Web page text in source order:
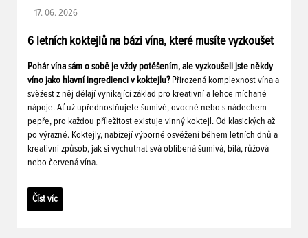
17. 06. 2026
6 letních koktejlů na bázi vína, které musíte vyzkoušet
Pohár vína sám o sobě je vždy potěšením, ale vyzkoušeli jste někdy
víno jako hlavní ingredienci v koktejlu? Přirozená komplexnost vína a
svěžest z něj dělají vynikající základ pro kreativní a lehce míchané
nápoje. Ať už upřednostňujete šumivé, ovocné nebo s nádechem
pepře, pro každou příležitost existuje vinný koktejl. Od klasických až
po výrazné. Koktejly, nabízejí výborné osvěžení během letních dnů a
kreativní způsob, jak si vychutnat svá oblíbená šumivá, bílá, růžová
nebo červená vína.
Číst víc